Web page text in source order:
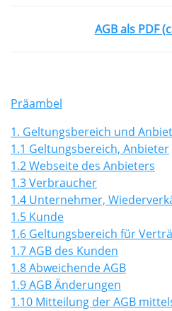
AGB als PDF
Präambel
1. Geltungsbereich und
1.1 Geltungsbereich, Anbieter
1.2 Webseite des Anbieters
1.3 Verbraucher
1.4 Unternehmer,
1.5 Kunde
1.6 Geltungsbereich für
1.7 AGB des Kunden
1.8 Abweichende AGB
1.9 AGB Änderungen
1.10 Mitteilung der AGB